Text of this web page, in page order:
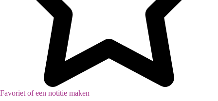
Favoriet of een notitie maken